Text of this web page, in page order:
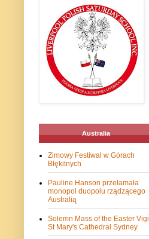
Australia
Zimowy Festiwal w Górach
Błękitnych
Pauline Hanson przełamała
monopol duopolu rządzącego
Australią
Solemn Mass of the Easter Vigil
St Mary's Cathedral Sydney